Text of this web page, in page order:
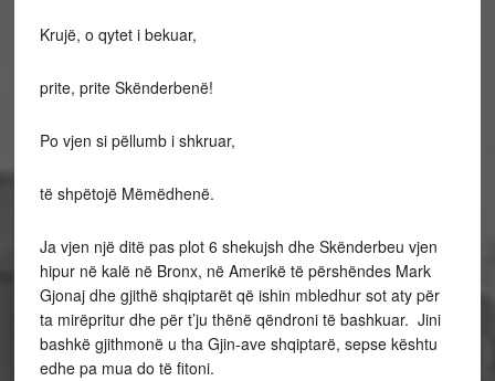
Krujë, o qytet i bekuar,
prite, prite Skënderbenë!
Po vjen si pëllumb i shkruar,
të shpëtojë Mëmëdhenë.
Ja vjen një ditë pas plot 6 shekujsh dhe Skënderbeu vjen
hipur në kalë në Bronx, në Amerikë të përshëndes Mark
Gjonaj dhe gjithë shqiptarët që ishin mbledhur sot aty për
ta mirëpritur dhe për t’ju thënë qëndroni të bashkuar. Jini
bashkë gjithmonë u tha Gjin-ave shqiptarë, sepse kështu
edhe pa mua do të fitoni.